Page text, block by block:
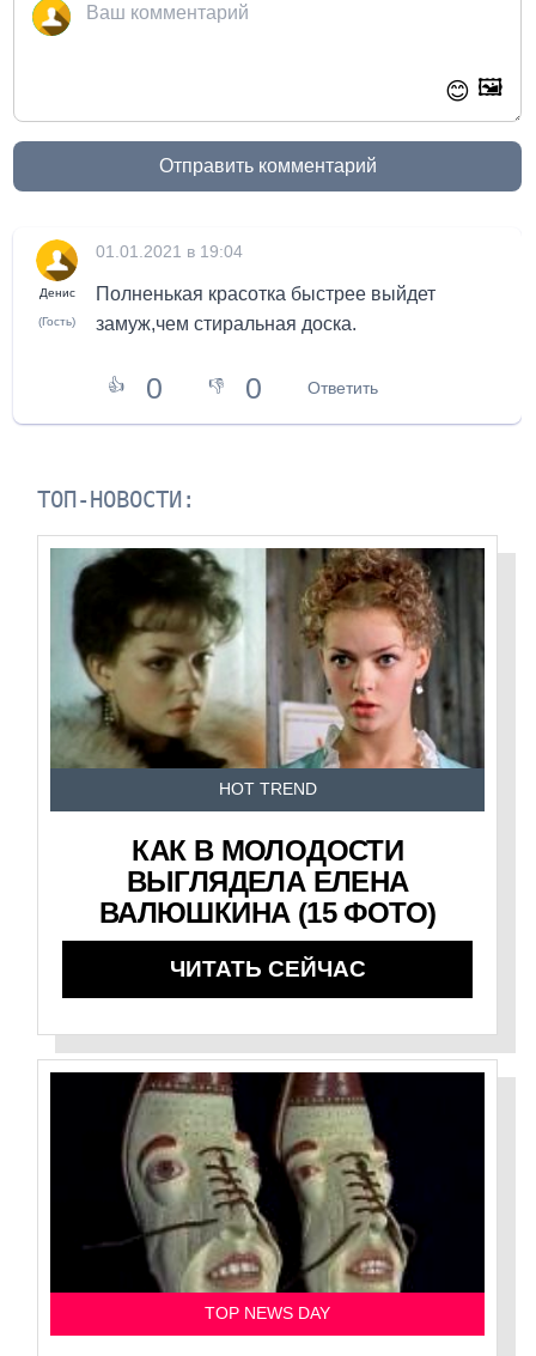
😊 🖼️
Отправить комментарий
Денис
(Гость)
01.01.2021 в 19:04
Полненькая красотка быстрее выйдет
замуж,чем стиральная доска.
👍 0 👎 0 Ответить
ТОП-НОВОСТИ:
HOT TREND
КАК В МОЛОДОСТИ
ВЫГЛЯДЕЛА ЕЛЕНА
ВАЛЮШКИНА (15 ФОТО)
ЧИТАТЬ СЕЙЧАС
TOP NEWS DAY